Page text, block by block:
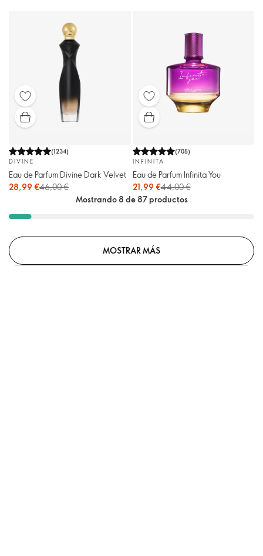
(1234)
DIVINE
Eau de Parfum Divine Dark Velvet
28,99 €46,00 €
(705)
INFINITA
Eau de Parfum Infinita You
21,99 €44,00 €
Mostrando 8 de 87 productos
MOSTRAR MÁS